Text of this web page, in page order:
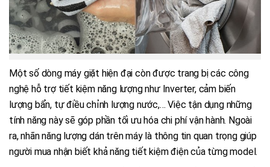
Một số dòng máy giặt hiện đại còn được trang bị các công
nghệ hỗ trợ tiết kiệm năng lượng như Inverter, cảm biến
lượng bẩn, tự điều chỉnh lượng nước,… Việc tận dụng những
tính năng này sẽ góp phần tối ưu hóa chi phí vận hành. Ngoài
ra, nhãn năng lượng dán trên máy là thông tin quan trọng giúp
người mua nhận biết khả năng tiết kiệm điện của từng model.